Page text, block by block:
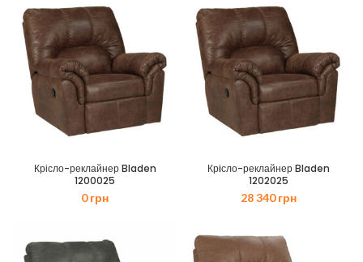
Крісло-реклайнер Bladen
1200025
0грн
Крiсло-реклайнер Bladen
1202025
28 340грн